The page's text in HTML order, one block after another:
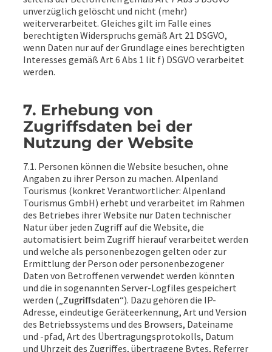
unverzüglich gelöscht und nicht (mehr)
weiterverarbeitet. Gleiches gilt im Falle eines
berechtigten Widerspruchs gemäß Art 21 DSGVO,
wenn Daten nur auf der Grundlage eines berechtigten
Interesses gemäß Art 6 Abs 1 lit f) DSGVO verarbeitet
werden.
7. Erhebung von
Zugriffsdaten bei der
Nutzung der Website
7.1. Personen können die Website besuchen, ohne
Angaben zu ihrer Person zu machen. Alpenland
Tourismus (konkret Verantwortlicher: Alpenland
Tourismus GmbH) erhebt und verarbeitet im Rahmen
des Betriebes ihrer Website nur Daten technischer
Natur über jeden Zugriff auf die Website, die
automatisiert beim Zugriff hierauf verarbeitet werden
und welche als personenbezogen gelten oder zur
Ermittlung der Person oder personenbezogener
Daten von Betroffenen verwendet werden könnten
und die in sogenannten Server-Logfiles gespeichert
werden („Zugriffsdaten“). Dazu gehören die IP-
Adresse, eindeutige Geräteerkennung, Art und Version
des Betriebssystems und des Browsers, Dateiname
und -pfad, Art des Übertragungsprotokolls, Datum
und Uhrzeit des Zugriffes, übertragene Bytes, Referrer